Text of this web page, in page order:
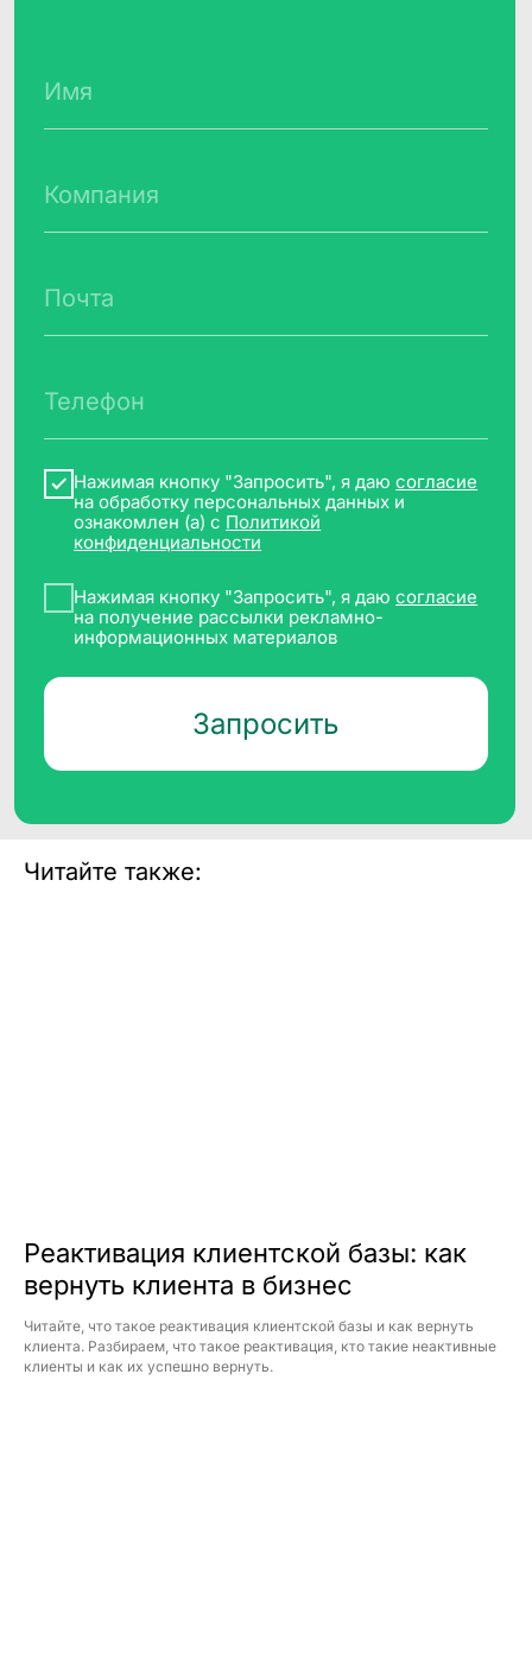
Читайте также:
Реактивация клиентской базы: как
вернуть клиента в бизнес
Читайте, что такое реактивация клиентской базы и как вернуть
клиента. Разбираем, что такое реактивация, кто такие неактивные
клиенты и как их успешно вернуть.
Контакты
ответственностью «Клевер Дата»
(ООО «Клевер Дата»)
ИНН, ОГРН
вид деятельности в области ИТ
Адрес места нахождения
организации
129075, г. Москва, Мурманский проезд,
д.14, корп.1, этаж 4, пом. литера А,
Телефон +7 (495) 782 38 60
Почта info@cleverdata.ru
Реестр условий и запретов обработки
ПДн
CleverData Tag Manager
Youtube
Дзен